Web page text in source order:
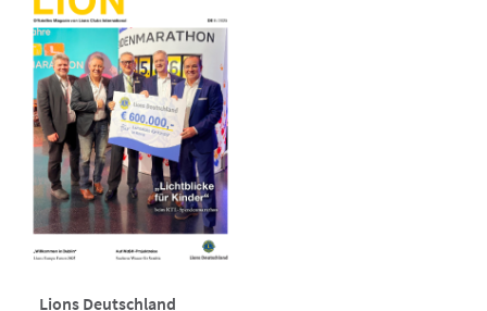
Lions Deutschland